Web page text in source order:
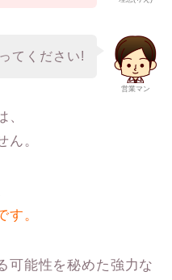
営業マン
てください!
ん。
す。
可能性を秘めた強力な